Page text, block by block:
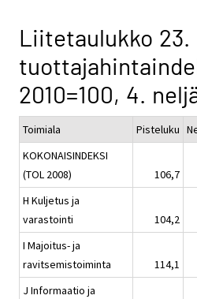
Liitetaulukko 23.
2010=100, 4.
Toimiala Pisteluku
KOKONAISINDEKSI
(TOL 2008)
106,7
H Kuljetus ja
varastointi
104,2
I Majoitus- ja
ravitsemistoiminta
114,1
J Informaatio ja